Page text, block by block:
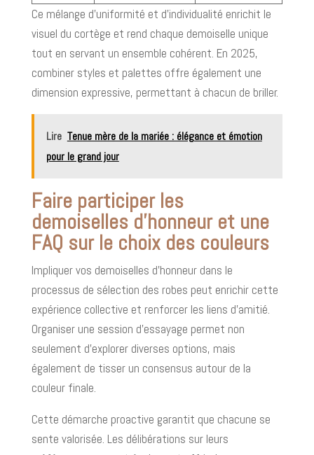
Ce mélange d’uniformité et d’individualité enrichit le
visuel du cortège et rend chaque demoiselle unique
tout en servant un ensemble cohérent. En 2025,
combiner styles et palettes offre également une
dimension expressive, permettant à chacun de briller.
Lire Tenue mère de la mariée : élégance et émotion
pour le grand jour
Faire participer les
demoiselles d’honneur et une
FAQ sur le choix des couleurs
Impliquer vos demoiselles d’honneur dans le
processus de sélection des robes peut enrichir cette
expérience collective et renforcer les liens d’amitié.
Organiser une session d’essayage permet non
seulement d’explorer diverses options, mais
également de tisser un consensus autour de la
couleur finale.
Cette démarche proactive garantit que chacune se
sente valorisée. Les délibérations sur leurs